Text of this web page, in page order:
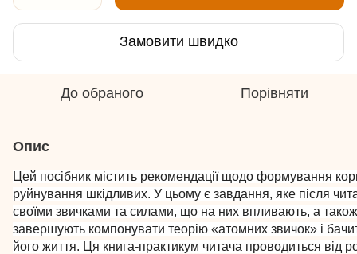
Замовити швидко
До обраного Порівняти
Опис
Цей посібник містить рекомендації щодо формування
руйнування шкідливих. У цьому є завдання, яке після
своїми звичками та силами, що на них впливають, а
завершують компонувати теорію «атомних звичок» і
його життя. Ця книга-практикум читача проводиться від